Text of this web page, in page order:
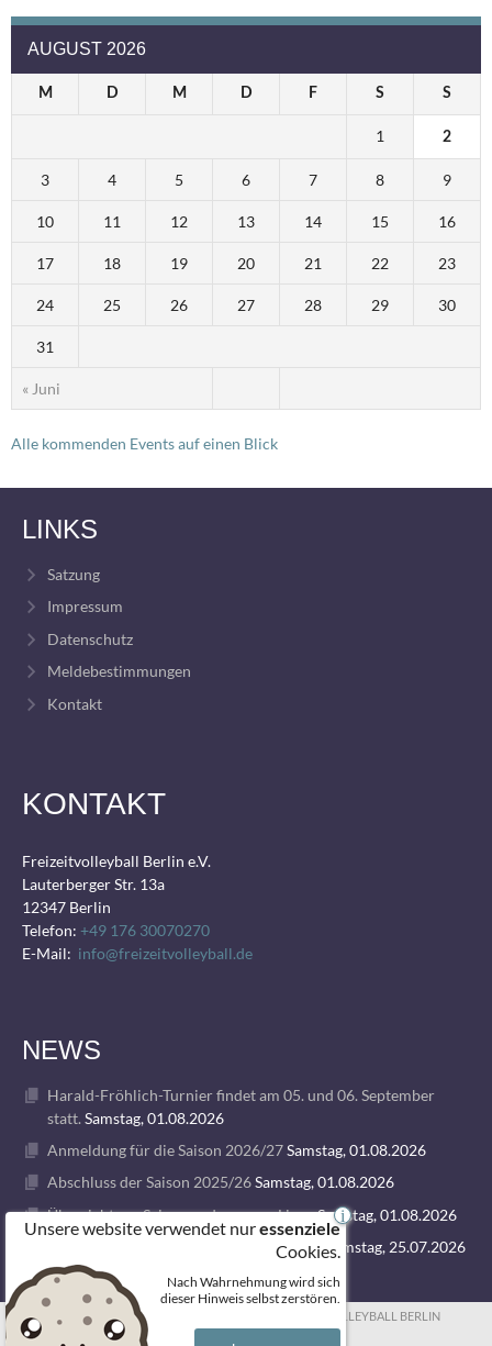
AUGUST 2026
M D M D F S S
« Juni
1 2
3 4 5 6 7 8 9
10 11 12 13 14 15 16
17 18 19 20 21 22 23
24 25 26 27 28 29 30
31
Alle kommenden Events auf einen Blick
LINKS
Satzung
Impressum
Datenschutz
Meldebestimmungen
Kontakt
KONTAKT
Freizeitvolleyball Berlin e.V.
Lauterberger Str. 13a
12347 Berlin
Telefon: +49 176 30070270
E-Mail: info@freizeitvolleyball.de
NEWS
Harald-Fröhlich-Turnier findet am 05. und 06. September
statt. Samstag, 01.08.2026
Anmeldung für die Saison 2026/27Samstag, 01.08.2026
Abschluss der Saison 2025/26Samstag, 01.08.2026
Übersicht zur Saison und unseren LigenSamstag, 01.08.2026
1. VOLLEY GODS SUMMER CAMP 2026Samstag, 25.07.2026
© 2026 FREIZEITVOLLEYBALL BERLIN
Unsere website verwendet nuressenziele
Cookies.
Nach Wahrnehmung wird sich
dieser Hinweis selbst zerstören.
i